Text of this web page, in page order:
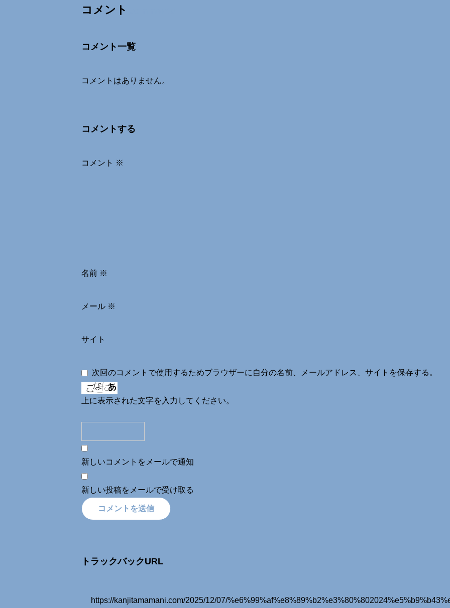
コメント
コメント一覧
コメントはありません。
コメントする
コメント ※
名前 ※
メール ※
サイト
次回のコメントで使用するためブラウザーに自分の名前、メールアドレス、サイトを保存する。
上に表示された文字を入力してください。
新しいコメントをメールで通知
新しい投稿をメールで受け取る
トラックバックURL
https://kanjitamamani.com/2025/12/07/